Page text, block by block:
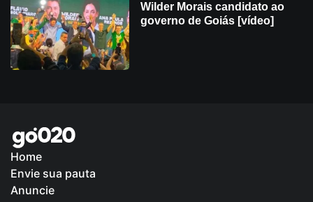
Wilder Morais candidato ao
governo de Goiás [vídeo]
Home
Envie sua pauta
Anuncie